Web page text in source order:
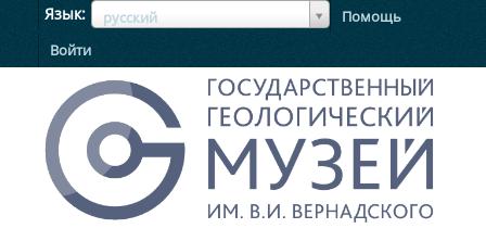
Язык русский
ЯзыкЯзык
Помощь
Войти